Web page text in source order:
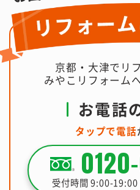
京都・大津でリ
みやこリフォーム
お電話
タップで電話
受付時間 9:00-19:00